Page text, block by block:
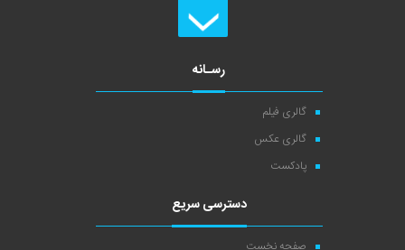
رسـانه
گالری فیلم
گالری عکس
پادکست
دسترسی سریع